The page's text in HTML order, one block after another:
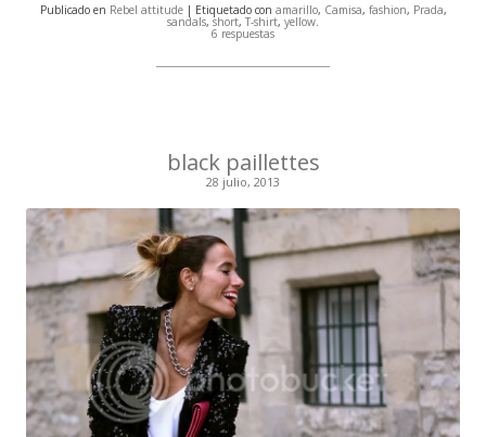
Publicado en Rebel attitude| Etiquetado con amarillo, Camisa, fashion, Prada,
sandals, short, T-shirt, yellow
6 respuestas
black paillettes
28 julio, 2013